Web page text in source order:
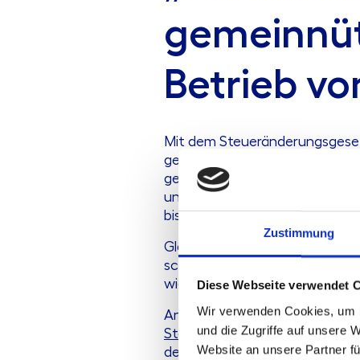
Zustimmung
Diese Webseite verwendet
Wir verwenden Cookies,
und die Zugriffe auf unsere
Website an unsere Partner
Betrieb
Mit dem
gemeinnützigen Sektor. Die
gemeinnütziger Mittel für Bau
unabhängig von
bislang durch komplexe
Gleichzeitig bleibt die
schädlichen Hauptzweck?
wie Direktvermarktung,
Anne Brinkhus und Frank
Steuerberatungsgesellschaft
der rechtlichen Einordnung